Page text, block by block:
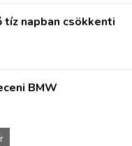
napban csökkenti
BMW